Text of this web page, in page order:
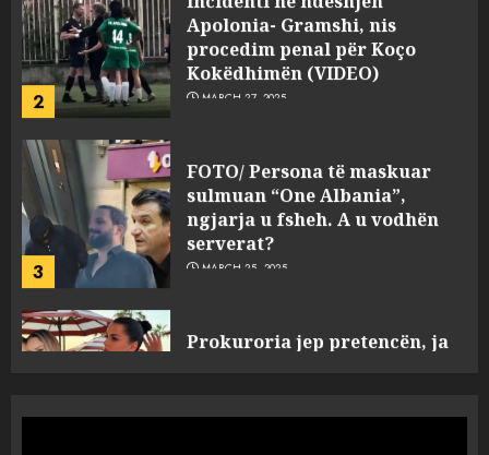
3
FOTO/ Persona të maskuar
sulmuan “One Albania”,
MARCH 25, 2025
4
Prokuroria jep pretencën, ja
çfarë dënimi kërkon për
MARCH 25, 2025